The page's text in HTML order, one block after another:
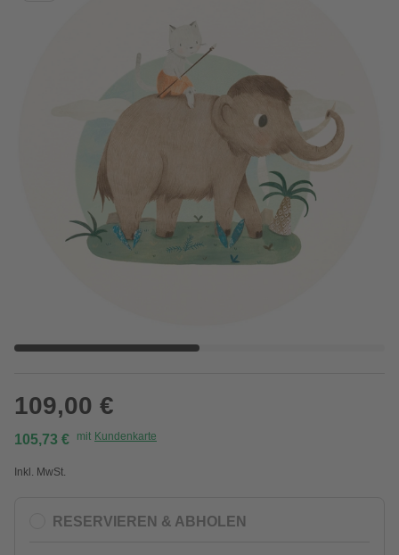
109,00 €
105,73 € mit Kundenkarte
Inkl. MwSt.
RESERVIEREN & ABHOLEN